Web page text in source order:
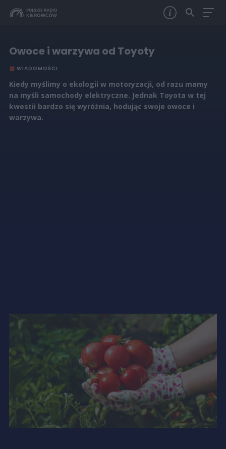
Owoce i warzywa od Toyoty
WIADOMOŚCI
Kiedy myślimy o ekologii w motoryzacji, od razu mamy
na myśli samochody elektryczne. Jednak Toyota w tej
kwestii bardzo się wyróżnia, hodując swoje owoce i
warzywa.